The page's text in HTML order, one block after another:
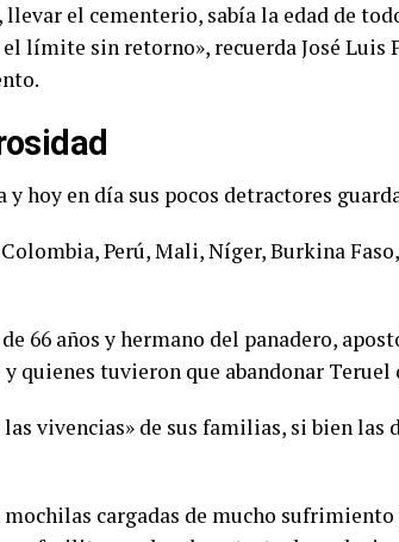
el cementerio, sabía la edad de
límite sin retorno», recuerda José Luis
hoy en día sus pocos detractores
Perú, Mali, Níger, Burkina
66 años y hermano del panadero,
quienes tuvieron que abandonar
vivencias» de sus familias, si bien
cargadas de mucho sufrimiento